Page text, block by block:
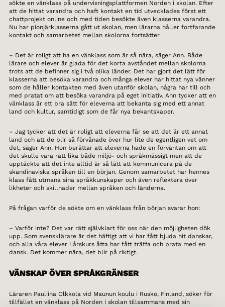
sökte en vänklass på undervisningsplattformen Norden i skolan. Efter
att de hittat varandra och haft kontakt en tid utvecklades först ett
chattprojekt online och med tiden besökte även klasserna varandra.
Nu har pionjärklasserna gått ut skolan, men lärarna håller fortfarande
kontakt och samarbetet mellan skolorna fortsätter.
– Det är roligt att ha en vänklass som är så nära, säger Ann. Både
lärare och elever är glada för det korta avståndet mellan skolorna
trots att de befinner sig i två olika länder. Det har gjort det lätt för
klasserna att besöka varandra och många elever har hittat nya vänner
som de håller kontakten med även utanför skolan, några har till och
med pratat om att besöka varandra på eget initiativ. Ann tycker att en
vänklass är ett bra sätt för eleverna att bekanta sig med ett annat
land och kultur, samtidigt som de får nya bekantskaper.
– Jag tycker att det är roligt att eleverna får se att det är ett annat
land och att de blir så förvånade över hur lite de egentligen vet om
det, säger Ann. Hon berättar att eleverna hade en förväntan om att
det skulle vara rätt lika både miljö- och språkmässigt men att de
upptäckte att det inte alltid är så lätt att kommunicera på de
skandinaviska språken till en början. Genom samarbetet har hennes
klass fått utmana sina språkkunskaper och även reflektera över
likheter och skillnader mellan språken och länderna.
På frågan varför de sökte om en vänklass från början svarar hon:
– Varför inte? Det var rätt självklart för oss när den möjligheten dök
upp. Som svensklärare är det häftigt att vi har fått bjuda hit danskar,
och alla våra elever i årskurs åtta har fått träffa och prata med en
dansk. Det kommer nära, det blir på riktigt.
VÄNSKAP ÖVER SPRÅKGRÄNSER
Läraren Pauliina Olkkola vid Maunun koulu i Rusko, Finland, söker för
tillfället en vänklass på Norden i skolan tillsammans med sin